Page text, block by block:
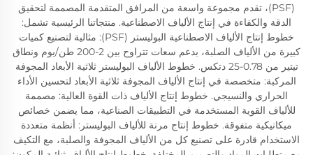
(PSF)، تقدم مجموعة واسعة من المرافق المتقدمة المصممة لتحقيق
الدقة والكفاءة في إنتاج الألياف الاصطناعية. منتجاتنا الرئيسية تشمل:
خطوط إنتاج الألياف الاصطناعية البوليستر (PSF): مثالية لتصنيع كميات
كبيرة من الألياف الصلبة، بدعم سعات تتراوح بين 2-200 طن/يوم ونطاق
تيتير من 0.78-25 دتكس. خطوط الألياف البوليستر ثلاثية الأبعاد المجوفة
المركبة: متخصصة في إنتاج الألياف المجوفة ثلاثية الأبعاد لتحسين الأداء
الحراري والنسيجي. خطوط إنتاج الألياف ذات القوة العالية: مصممة
للألياف القوية المستخدمة في التطبيقات الصناعية، مما يضمن خصائص
ميكانيكية متفوقة. خطوط إنتاج مرنة للألياف البوليستر: أنظمة متعددة
الاستخدام قادرة على تصنيع كل من الألياف المجوفة والصلبة، مع التكيف